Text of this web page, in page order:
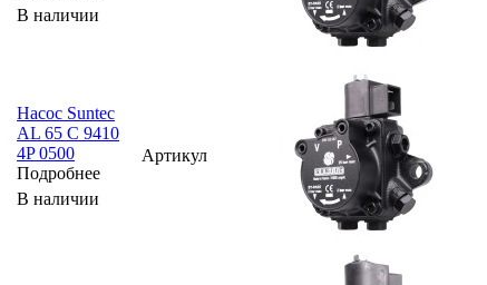
В наличии
Насос Suntec
AL 65 C 9410
4P 0500
Подробнее
В наличии
Артикул